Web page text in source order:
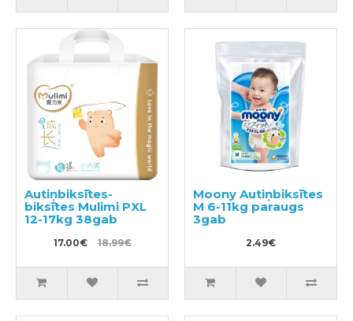
Autiņbiksītes-
biksītes Mulimi PXL
12-17kg 38gab
17.00€ 18.99€
Moony Autiņbiksītes
M 6-11kg paraugs
3gab
2.49€